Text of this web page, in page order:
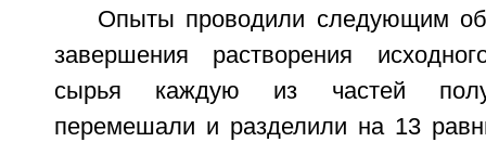
Опыты проводили следующим
завершения растворения
сырья каждую из частей
перемешали и разделили на 13